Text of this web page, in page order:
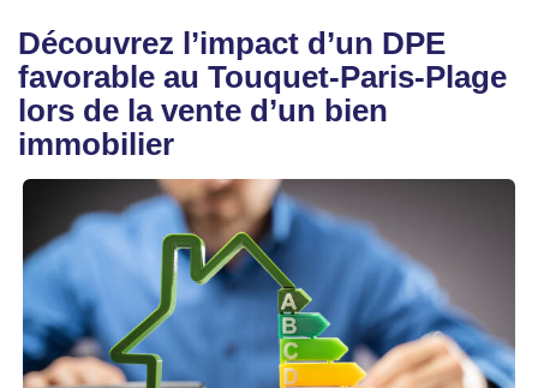
Découvrez l’impact d’un DPE
favorable au Touquet-Paris-Plage
lors de la vente d’un bien
immobilier